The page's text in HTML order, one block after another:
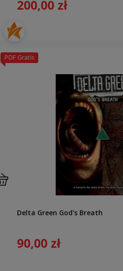
200,00 zł
Delta Green God's Breath
90,00 zł
PDF Gratis